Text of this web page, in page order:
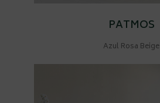
PATMOS
Azul Rosa Beige